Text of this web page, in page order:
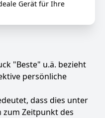
Gerät für Ihre
"Beste" u.ä. bezieht
persönliche
dass dies unter
zum Zeitpunkt des